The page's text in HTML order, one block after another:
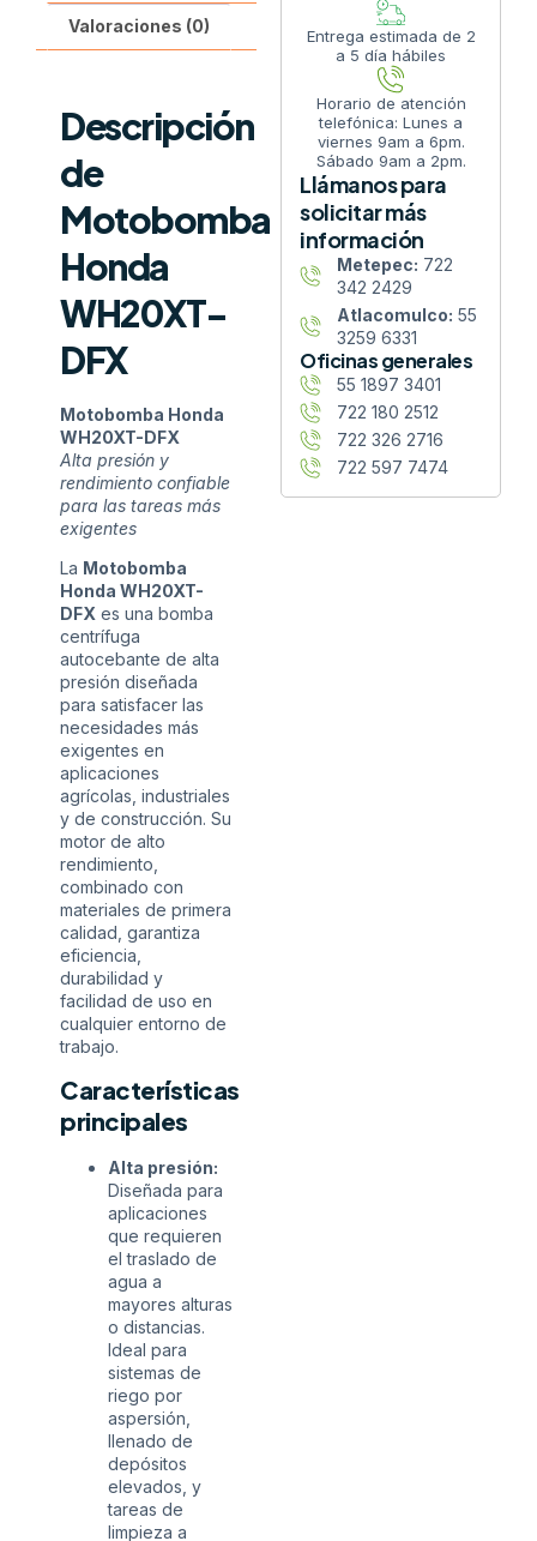
Valoraciones (0)
Descripción
de
Motobomba
Honda
WH20XT-
DFX
Motobomba Honda
WH20XT-DFX
Alta presión y
rendimiento confiable
para las tareas más
exigentes
La Motobomba
Honda WH20XT-
DFX es una bomba
centrífuga
autocebante de alta
presión diseñada
para satisfacer las
necesidades más
exigentes en
aplicaciones
agrícolas, industriales
y de construcción. Su
motor de alto
rendimiento,
combinado con
materiales de primera
calidad, garantiza
eficiencia,
durabilidad y
facilidad de uso en
cualquier entorno de
trabajo.
Características
principales
Alta presión:
Diseñada para
aplicaciones
que requieren
el traslado de
agua a
mayores alturas
o distancias.
Ideal para
sistemas de
riego por
aspersión,
llenado de
depósitos
elevados, y
tareas de
limpieza a
Entrega estimada de 2
a 5 día hábiles
Horario de atención
telefónica: Lunes a
viernes 9am a 6pm.
Sábado 9am a 2pm.
Llámanos para
solicitar más
información
Metepec: 722
342 2429
Atlacomulco: 55
3259 6331
Oficinas generales
55 1897 3401
722 180 2512
722 326 2716
722 597 7474